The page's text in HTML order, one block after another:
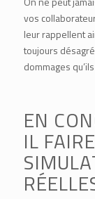
vos
leur rappellent
toujours
dommages
EN
IL